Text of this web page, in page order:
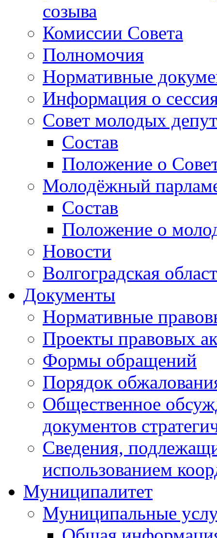
созыва
Комиссии Совета
Полномочия
Нормативные
Информация о
Совет молодых
Состав
Положение о
Молодёжный
Состав
Положение о
Новости
Волгоградская
Документы
Нормативные
Проекты правовых
Формы обращений
Порядок
Общественное
документов
Сведения,
использованием
Муниципалитет
Муниципальные